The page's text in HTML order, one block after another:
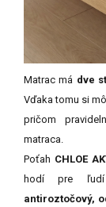
Matrac má dve
Vďaka tomu si
pričom
matraca.
Poťah CHLOE
hodí pre
antiroztočový,